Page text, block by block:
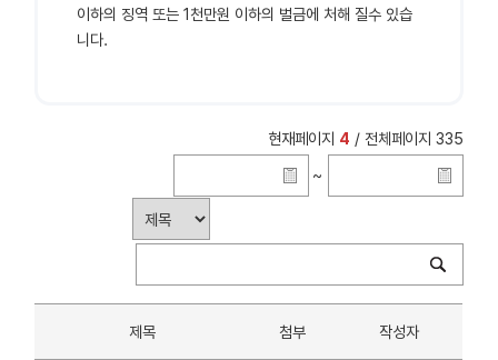
이하의 징역 또는 1천만원 이하의 벌금에 처해 질수 있습
니다.
현재페이지 4 / 전체페이지 335
~
제목 첨부 작성자